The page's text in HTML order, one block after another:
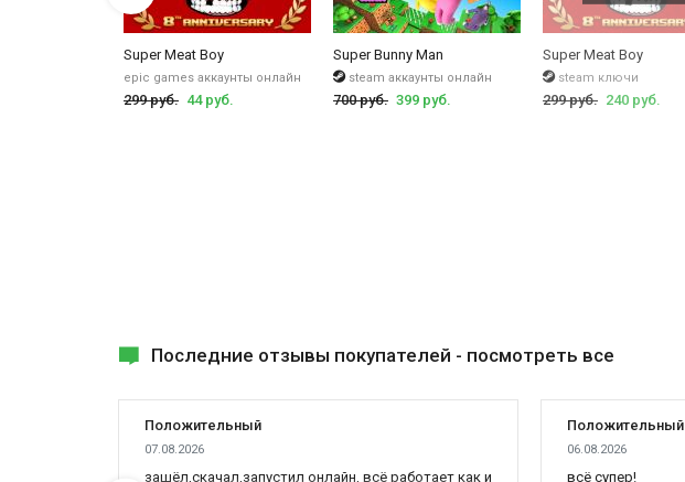
Super Meat Boy
epic games аккаунты онлайн
299 руб. 44 руб.
Super Bunny Man
steam аккаунты онлайн
700 руб. 399 руб.
Super Meat Boy
steam ключи
299 руб. 240 руб.
Последние отзывы покупателей - посмотреть все
Положительный
07.08.2026
зашёл,скачал,запустил онлайн, всё работает как и
Положительный
06.08.2026
всё супер!